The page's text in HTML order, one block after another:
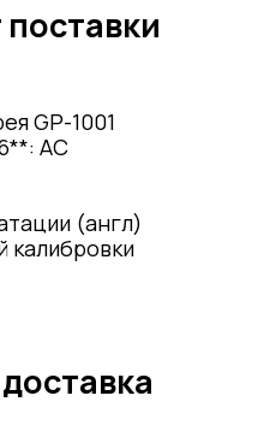
GP-1001
AC
(англ)
калибровки